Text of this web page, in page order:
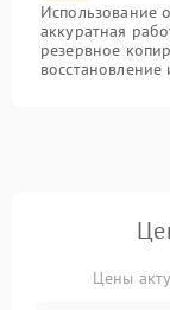
Использование
аккуратная
резервное
Цены